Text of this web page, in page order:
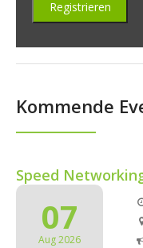
Kommende
Speed
07
Aug 2026